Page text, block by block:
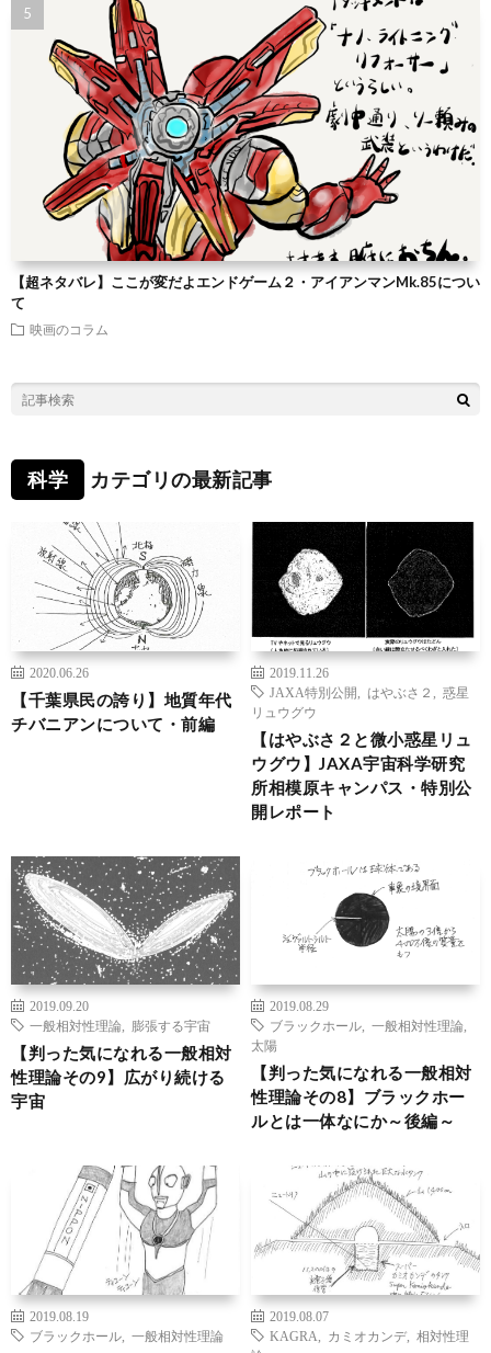
【超ネタバレ】ここが変だよエンドゲーム２・アイアンマンMk.85につい
て
映画のコラム
科学 カテゴリの最新記事
2020.06.26
【千葉県民の誇り】地質年代
チバニアンについて・前編
2019.11.26
JAXA特別公開
はやぶさ２
惑星
リュウグウ
【はやぶさ２と微小惑星リュ
ウグウ】JAXA宇宙科学研究
所相模原キャンパス・特別公
開レポート
2019.09.20
一般相対性理論
膨張する宇宙
【判った気になれる一般相対
性理論その9】広がり続ける
宇宙
2019.08.29
ブラックホール
一般相対性理論
太陽
【判った気になれる一般相対
性理論その8】ブラックホー
ルとは一体なにか～後編～
2019.08.19
ブラックホール
一般相対性理論
2019.08.07
KAGRA
カミオカンデ, 相対性理